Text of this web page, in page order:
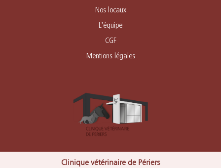
Nos locaux
L'équipe
CGF
Mentions légales
Clinique vétérinaire de Périers